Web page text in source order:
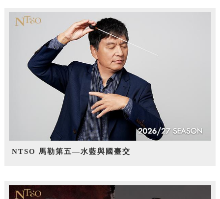
NTSO 馬勒第五—水藍與國臺交